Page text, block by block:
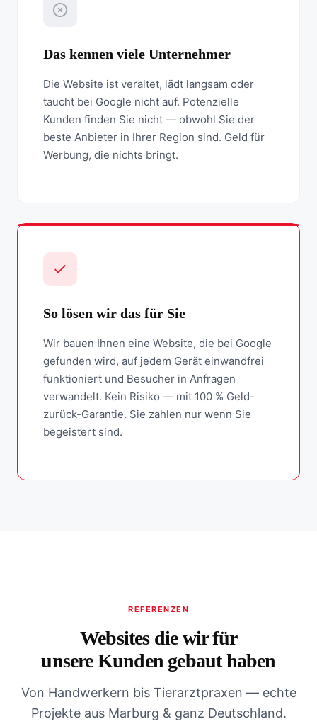
Das kennen viele Unternehmer
Die Website ist veraltet, lädt langsam oder
taucht bei Google nicht auf. Potenzielle
Kunden finden Sie nicht — obwohl Sie der
beste Anbieter in Ihrer Region sind. Geld für
Werbung, die nichts bringt.
So lösen wir das für Sie
Wir bauen Ihnen eine Website, die bei Google
gefunden wird, auf jedem Gerät einwandfrei
funktioniert und Besucher in Anfragen
verwandelt. Kein Risiko — mit 100 % Geld-
zurück-Garantie. Sie zahlen nur wenn Sie
begeistert sind.
REFERENZEN
Websites die wir für
unsere Kunden gebaut haben
Von Handwerkern bis Tierarztpraxen — echte
Projekte aus Marburg & ganz Deutschland.